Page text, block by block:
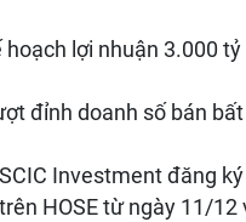
hoạch lợi nhuận 3.000
đỉnh doanh số bán
Investment đăng
HOSE từ ngày 11/